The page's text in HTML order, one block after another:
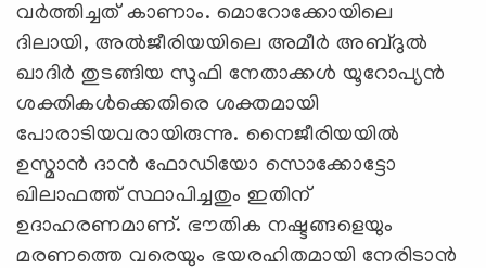
വർത്തിച്ചത് കാണാം. മൊറോക്കോയിലെ
ദിലായി, അൽജീരിയയിലെ അമീർ അബ്ദുൽ
ഖാദിർ തുടങ്ങിയ സൂഫി നേതാക്കൾ യൂറോപ്യൻ
ശക്തികൾക്കെതിരെ ശക്തമായി
പോരാടിയവരായിരുന്നു. നൈജീരിയയിൽ
ഉസ്മാൻ ദാൻ ഫോഡിയോ സൊക്കോട്ടോ
ഖിലാഫത്ത് സ്ഥാപിച്ചതും ഇതിന്
ഉദാഹരണമാണ്. ഭൗതിക നഷ്ടങ്ങളെയും
മരണത്തെ വരെയും ഭയരഹിതമായി നേരിടാൻ